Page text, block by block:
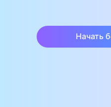
Начать